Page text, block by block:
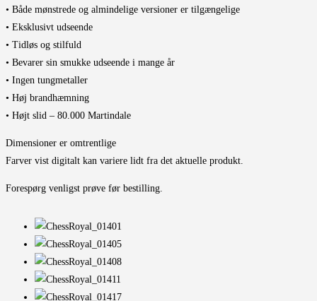
• Både mønstrede og almindelige versioner er tilgængelige
• Eksklusivt udseende
• Tidløs og stilfuld
• Bevarer sin smukke udseende i mange år
• Ingen tungmetaller
• Høj brandhæmning
• Højt slid – 80.000 Martindale
Dimensioner er omtrentlige
Farver vist digitalt kan variere lidt fra det aktuelle produkt.
Forespørg venligst prøve før bestilling.